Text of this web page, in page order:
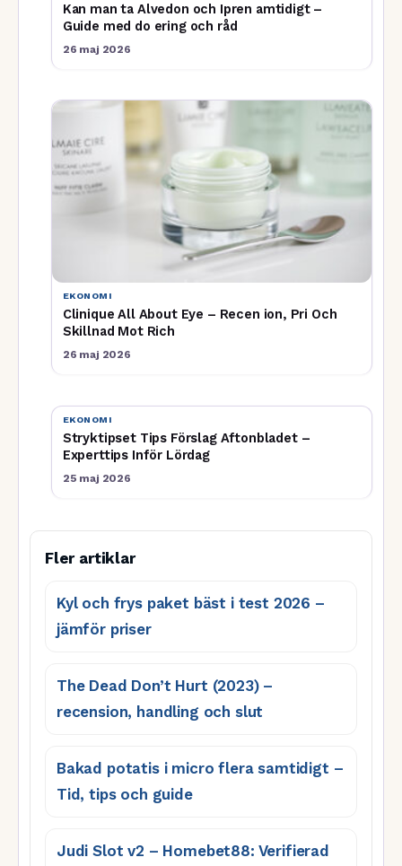
Kan man ta Alvedon och Ipren amtidigt –
Guide med do ering och råd
26 maj 2026
EKONOMI
Clinique All About Eye – Recen ion, Pri Och
Skillnad Mot Rich
26 maj 2026
EKONOMI
Stryktipset Tips Förslag Aftonbladet –
Experttips Inför Lördag
25 maj 2026
Fler artiklar
Kyl och frys paket bäst i test 2026 –
jämför priser
The Dead Don’t Hurt (2023) –
recension, handling och slut
Bakad potatis i micro flera samtidigt –
Tid, tips och guide
Judi Slot v2 – Homebet88: Verifierad